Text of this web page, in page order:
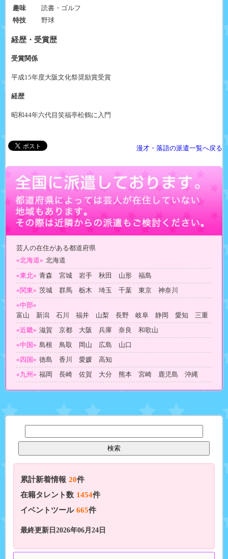
趣味
読書・ゴルフ
特技
野球
経歴・受賞歴
受賞関係
平成15年度大阪文化祭奨励賞受賞
経歴
昭和44年六代目笑福亭松鶴に入門
漫才・落語の派遣一覧へ戻る
芸人の在住がある都道府県
«北海道» 北海道
«東北» 青森 宮城 岩手 秋田 山形 福島
«関東» 茨城 群馬 栃木 埼玉 千葉 東京 神奈川
«中部»
富山 新潟 石川 福井 山梨 長野 岐阜 静岡 愛知 三重
«近畿» 滋賀 京都 大阪 兵庫 奈良 和歌山
«中国» 島根 鳥取 岡山 広島 山口
«四国» 徳島 香川 愛媛 高知
«九州» 福岡 長崎 佐賀 大分 熊本 宮崎 鹿児島 沖縄
累計新着情報 20件
在籍タレント数 1454件
イベントツール 665件
最終更新日2026年06月24日